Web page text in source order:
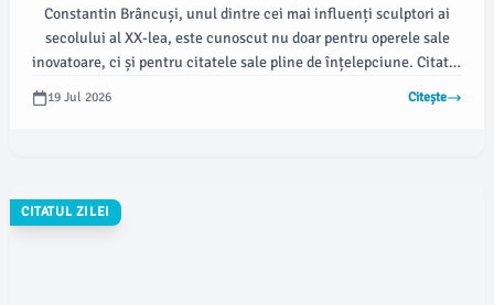
Constantin Brâncuși, unul dintre cei mai influenți sculptori ai
secolului al XX-lea, este cunoscut nu doar pentru operele sale
inovatoare, ci și pentru citatele sale pline de înțelepciune. Citatul
19 Jul 2026 Citește
CITATUL ZILEI